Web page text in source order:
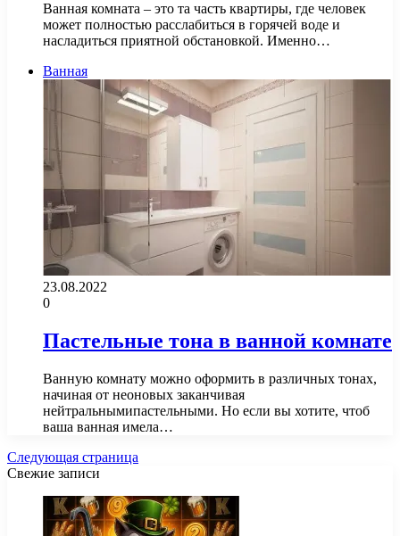
Ванная комната – это та часть квартиры, где человек
может полностью расслабиться в горячей воде и
насладиться приятной обстановкой. Именно…
Ванная
23.08.2022
0
Пастельные тона в ванной комнате
Ванную комнату можно оформить в различных тонах,
начиная от неоновых заканчивая
нейтральнымипастельными. Но если вы хотите, чтоб
ваша ванная имела…
Следующая страница
Свежие записи